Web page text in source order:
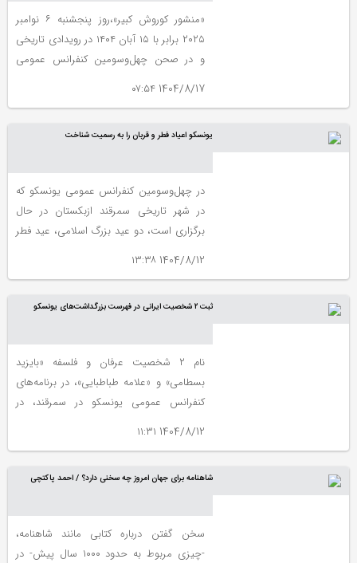
«منشور کوروش کبیر»،روز پنجشنبه ۶ نوامبر
۲۰۲۵ برابر با ۱۵ آبان ۱۴۰۴ در رویدادی تاریخی
و در صحن چهل‌وسومین کنفرانس عمومی
شد و از سوی کشورهای عضو یونسکو مورد
1404/8/17 ۰۷:۵۴
یونسکو اعیاد فطر و قربان را به رسمیت شناخت
در چهل‌وسومین کنفرانس عمومی یونسکو که
در شهر تاریخی سمرقند ازبکستان در حال
برگزاری است، دو عید بزرگ اسلامی، عید فطر
1404/8/12 ۱۳:۳۸
ثبت ۲ شخصیت ایرانی در فهرست بزرگداشت‌های یونسکو
نام ۲ شخصیت عرفان و فلسفه «بایزید
بسطامی» و «علامه طباطبایی»، در برنامه‌های
کنفرانس عمومی یونسکو در سمرقند، در
1404/8/12 ۱۱:۳۱
شاهنامه برای جهان امروز چه سخنی دارد؟ / احمد پاکتچی
سخن گفتن درباره کتابی مانند شاهنامه،
-چیزی مربوط به حدود ۱۰۰۰ سال پیش- در